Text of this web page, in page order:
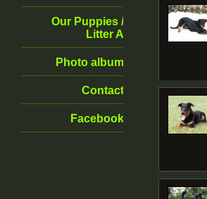
Our Puppies /
Litter A
Photo album
Contact
Facebook